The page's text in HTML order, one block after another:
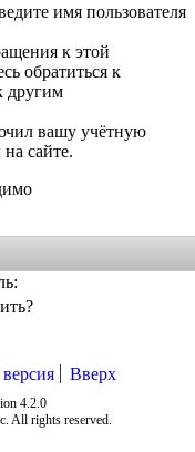
имя пользователя
к этой
обратиться к
другим
вашу учётную
сайте.
Вверх
4.2.0
All rights reserved.